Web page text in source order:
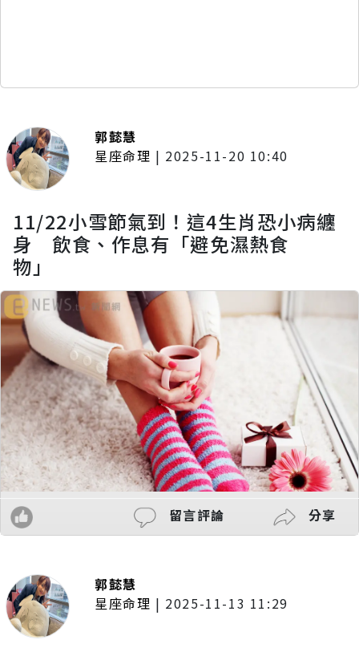
郭懿慧
星座命理 | 2025-11-20 10:40
11/22小雪節氣到！這4生肖恐小病纏
身 飲食、作息有「避免濕熱食
物」
留言評論 分享
郭懿慧
星座命理 | 2025-11-13 11:29